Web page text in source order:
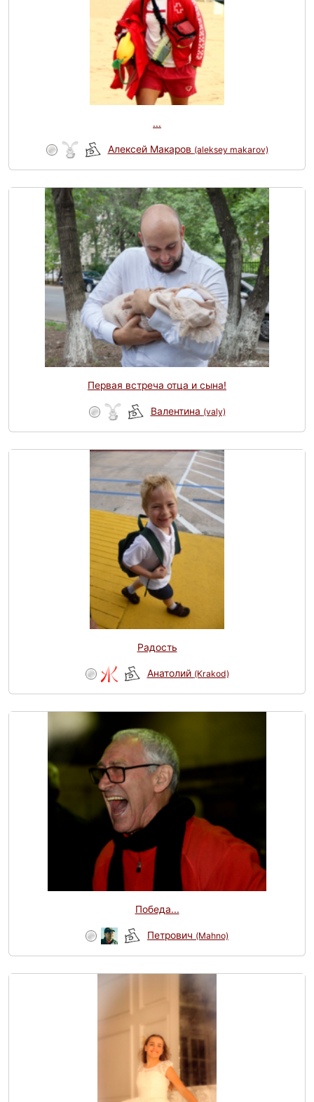
...
Алексей Макаров (aleksey makarov)
Первая встреча отца и сына!
Валентина (valy)
Радость
Анатолий (Krakod)
Победа...
Петрович (Mahno)